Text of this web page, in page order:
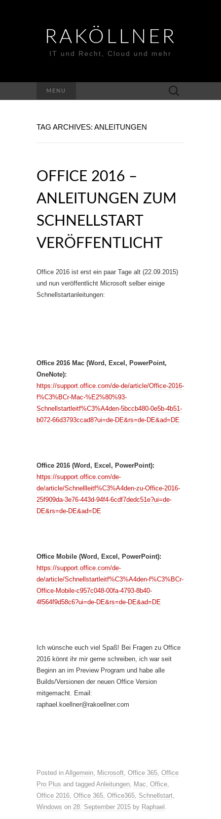
RAKÖLLNER
IT und Recht, Cloud und mehr
MENU
Suchen
nach:
TAG ARCHIVES: ANLEITUNGEN
OFFICE 2016 –
ANLEITUNGEN ZUM
SCHNELLSTART
VERÖFFENTLICHT
Office 2016 ist erst ein paar Tage alt (22.09.2015)
und nun veröffentlicht Microsoft selber einige
Schnellstartanleitungen:
Office 2016 Mac (Word, Excel, PowerPoint,
OneNote):
https://support.office.com/de-de/article/Office-2016-
f%C3%BCr-Mac-%E2%80%93-
Schnellstartleitf%C3%A4den-5bccb480-0e5b-4b51-
b072-66d3793ccad8?ui=de-DE&rs=de-DE&ad=DE
Office 2016 (Word, Excel, PowerPoint):
https://support.office.com/de-
de/article/Schnellleitf%C3%A4den-zu-Office-2016-
25f909da-3e76-443d-94f4-6cdf7dedc51e?ui=de-
DE&rs=de-DE&ad=DE
Office Mobile (Word, Excel, PowerPoint):
https://support.office.com/de-
de/article/Schnellstartleitf%C3%A4den-f%C3%BCr-
Office-Mobile-c957c048-00fa-4793-8b40-
4f564f9d58c6?ui=de-DE&rs=de-DE&ad=DE
Ich wünsche euch viel Spaß! Bei Fragen zu Office
2016 könnt ihr mir gerne schreiben, ich war seit
Beginn an im Preview Program und habe alle
Builds/Versionen der neuen Office Version
mitgemacht. Email:
raphael.koellner@rakoellner.com
Posted in Allgemein, Microsoft, Office 365, Office
Pro Plus and tagged Anleitungen, Mac, Office,
Office 2016, Office 365, Office365, Schnellstart,
Windows on 28. September 2015 by Raphael .